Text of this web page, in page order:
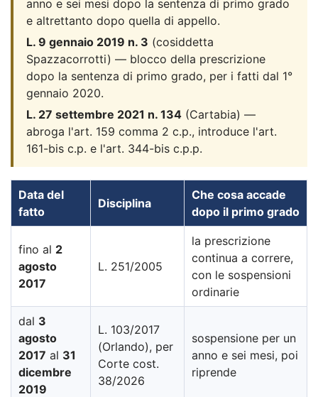
anno e sei mesi dopo la sentenza di primo grado
e altrettanto dopo quella di appello.
L. 9 gennaio 2019 n. 3 (cosiddetta
Spazzacorrotti) — blocco della prescrizione
dopo la sentenza di primo grado, per i fatti dal 1°
gennaio 2020.
L. 27 settembre 2021 n. 134 (Cartabia) —
abroga l'art. 159 comma 2 c.p., introduce l'art.
161-bis c.p. e l'art. 344-bis c.p.p.
Data del
fatto
Disciplina
Che cosa accade
dopo il primo grado
fino al 2
agosto
2017
L. 251/2005
la prescrizione
continua a correre,
con le sospensioni
ordinarie
dal 3
agosto
2017 al 31
dicembre
2019
L. 103/2017
(Orlando), per
Corte cost.
38/2026
sospensione per un
anno e sei mesi, poi
riprende